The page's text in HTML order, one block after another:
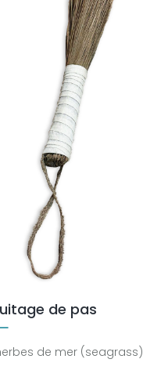
de pas
de mer (seagrass)